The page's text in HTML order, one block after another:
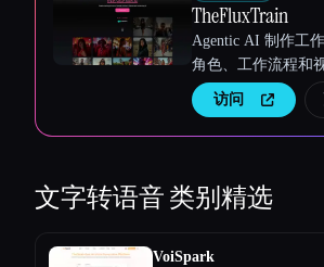
TheFluxTrain
Agentic AI 制作工
角色、工作流程和
访问
文字转语音类别精选
VoiSpark